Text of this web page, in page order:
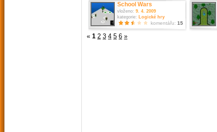
School Wars
vloženo: 9. 4. 2009
kategorie:
Logické hry
komentářu: 15
« 1 2 3 4 5 6 »